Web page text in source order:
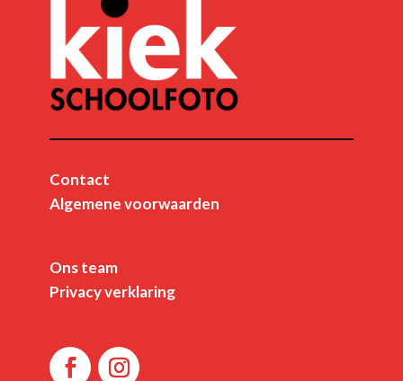
Contact
Algemene voorwaarden
Ons team
Privacy verklaring